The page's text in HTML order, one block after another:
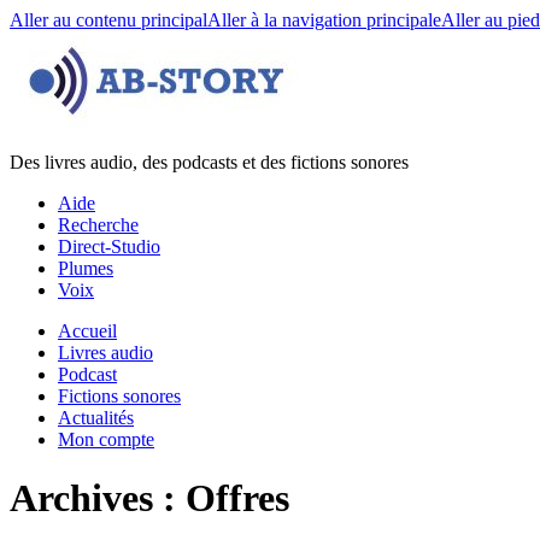
Aller au contenu principalAller à la navigation principaleAller au
Des livres audio, des podcasts et des fictions sonores
Aide
Recherche
Direct-Studio
Plumes
Voix
Accueil
Livres audio
Podcast
Fictions sonores
Actualités
Mon compte
Archives : Offres